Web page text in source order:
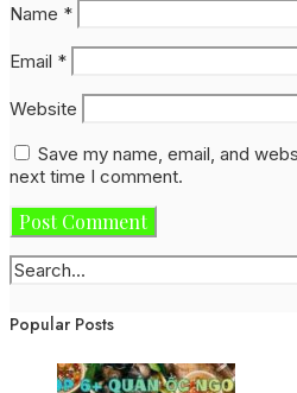
Name *
Email *
Website
Save my name, email, and
next time I comment.
Popular Posts